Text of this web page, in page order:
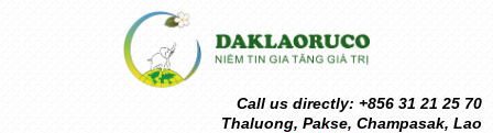
Call us directly: +856 31 21 25 70
Thaluong, Pakse, Champasak, Lao